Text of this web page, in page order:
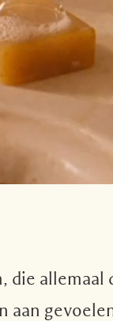
aan